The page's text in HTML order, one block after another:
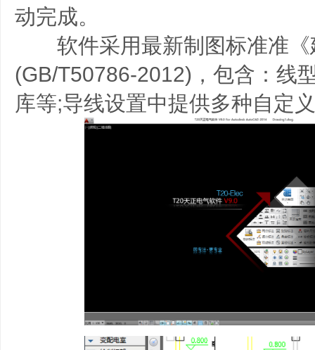
动完成。
软件采用最新制图标准准《
(GB/T50786-2012)，包含：线
库等;导线设置中提供多种自定